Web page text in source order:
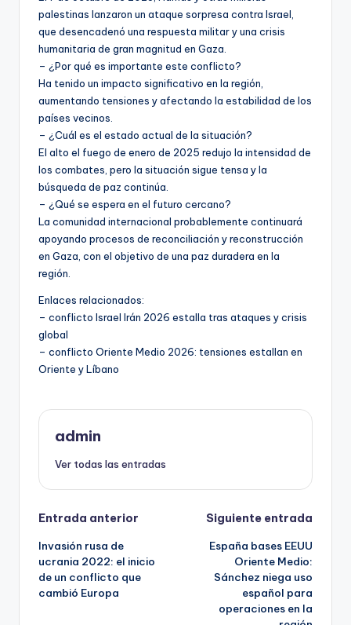
palestinas lanzaron un ataque sorpresa contra Israel,
que desencadenó una respuesta militar y una crisis
humanitaria de gran magnitud en Gaza.
– ¿Por qué es importante este conflicto?
Ha tenido un impacto significativo en la región,
aumentando tensiones y afectando la estabilidad de los
países vecinos.
– ¿Cuál es el estado actual de la situación?
El alto el fuego de enero de 2025 redujo la intensidad de
los combates, pero la situación sigue tensa y la
búsqueda de paz continúa.
– ¿Qué se espera en el futuro cercano?
La comunidad internacional probablemente continuará
apoyando procesos de reconciliación y reconstrucción
en Gaza, con el objetivo de una paz duradera en la
región.
Enlaces relacionados:
– conflicto Israel Irán 2026 estalla tras ataques y crisis
global
– conflicto Oriente Medio 2026: tensiones estallan en
Oriente y Líbano
admin
Ver todas las entradas
Navegación
de
entradas
Entrada anterior
Invasión rusa de
ucrania 2022: el inicio
de un conflicto que
cambió Europa
Siguiente entrada
España bases EEUU
Oriente Medio:
Sánchez niega uso
español para
operaciones en la